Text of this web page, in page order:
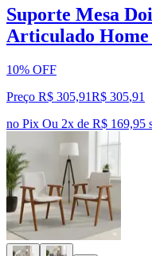
Suporte Mesa
Articulado
10% OFF
Preço R$ 305,91R$ 305,91
no Pix Ou 2x de R$ 169,95